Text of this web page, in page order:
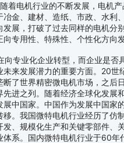
着电机行业的不断发展，电机
冶金、建材、造纸、市政、水利
发展，打破了过去同样的电机分
专用性、特殊性、个性化方向发
专业化企业转型，而企业是否
未来发展潜力的重要方面。20世
断了世界精密微电机市场，之后
先进之列。随着经济全球化发展
展中国家。中国作为发展中国家
移。我国微特电机行业经历了仿
发、规模化生产和关键零部件、
体系。国内微特电机行业于60年